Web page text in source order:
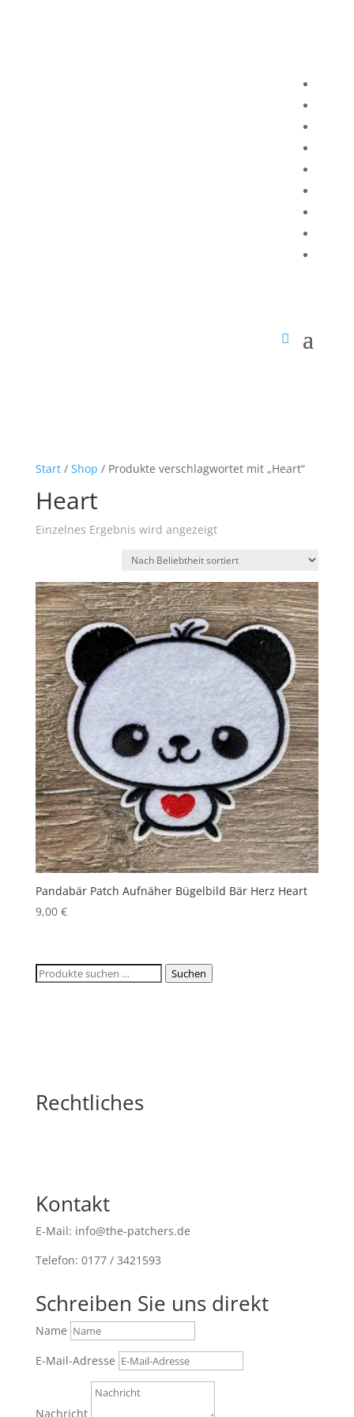
Start/ Shop / Produkte verschlagwortet mit „Heart“
Heart
Einzelnes Ergebnis wird angezeigt
Pandabär Patch Aufnäher Bügelbild Bär Herz Heart
9,00 €
Suchen
Suchen
Rechtliches
Kontakt
E-Mail: info@the-patchers.de
Telefon: 0177 / 3421593
Schreiben Sie uns direkt
Name
E-Mail-Adresse
Nachricht